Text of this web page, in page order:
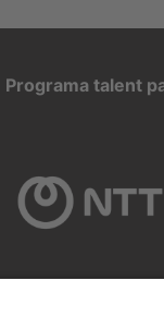
Programa talent